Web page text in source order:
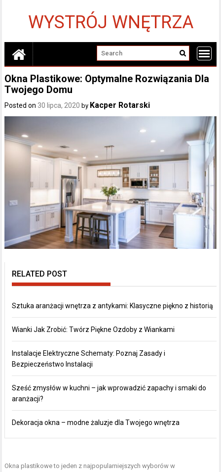
WYSTRÓJ WNĘTRZA
Okna Plastikowe: Optymalne Rozwiązania Dla
Twojego Domu
Posted on 30 lipca, 2020 by Kacper Rotarski
RELATED POST
Sztuka aranżacji wnętrza z antykami: Klasyczne piękno z historią
Wianki Jak Zrobić: Twórz Piękne Ozdoby z Wiankami
Instalacje Elektryczne Schematy: Poznaj Zasady i
Bezpieczeństwo Instalacji
Sześć zmysłów w kuchni – jak wprowadzić zapachy i smaki do
aranżacji?
Dekoracja okna – modne żaluzje dla Twojego wnętrza
Okna plastikowe to jeden z najpopularniejszych wyborów w